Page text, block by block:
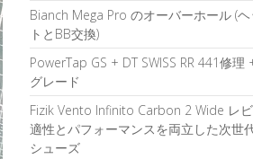
Bianch Mega Pro のオーバーホール (ヘ
トとBB交換)
PowerTap GS + DT SWISS RR 441修理
グレード
Fizik Vento Infinito Carbon 2 Wide レ
適性とパフォーマンスを両立した次世
シューズ